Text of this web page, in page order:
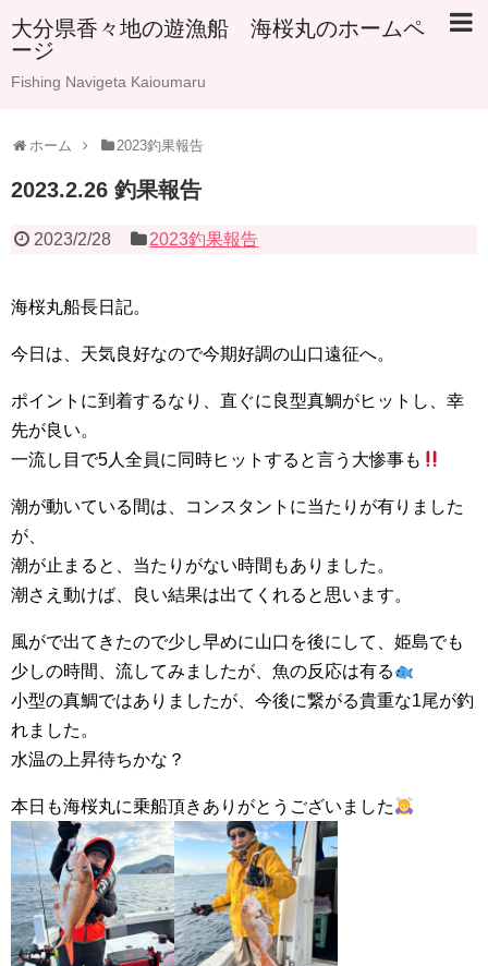
大分県香々地の遊漁船 海桜丸のホームペ
ージ
Fishing Navigeta Kaioumaru
ホーム 2023釣果報告
2023.2.26 釣果報告
2023/2/28 2023釣果報告
海桜丸船長日記。
今日は、天気良好なので今期好調の山口遠征へ。
ポイントに到着するなり、直ぐに良型真鯛がヒットし、幸
先が良い。
一流し目で5人全員に同時ヒットすると言う大惨事も
潮が動いている間は、コンスタントに当たりが有りました
が、
潮が止まると、当たりがない時間もありました。
潮さえ動けば、良い結果は出てくれると思います。
風がで出てきたので少し早めに山口を後にして、姫島でも
少しの時間、流してみましたが、魚の反応は有る
小型の真鯛ではありましたが、今後に繋がる貴重な1尾が釣
れました。
水温の上昇待ちかな？
本日も海桜丸に乗船頂きありがとうございました